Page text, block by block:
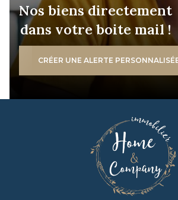
Nos biens directement
dans votre boite mail !
CRÉER UNE ALERTE